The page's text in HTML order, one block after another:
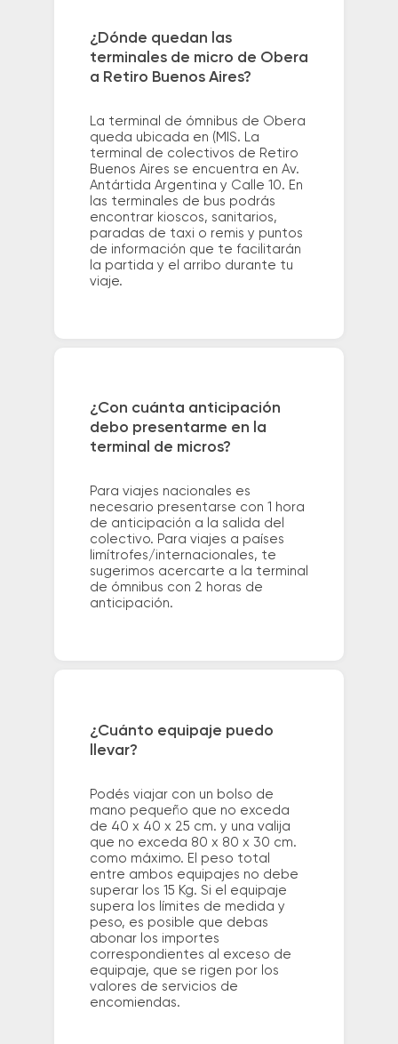
¿Dónde quedan las
terminales de micro de Obera
a Retiro Buenos Aires?
La terminal de ómnibus de Obera
queda ubicada en (MIS. La
terminal de colectivos de Retiro
Buenos Aires se encuentra en Av.
Antártida Argentina y Calle 10. En
las terminales de bus podrás
encontrar kioscos, sanitarios,
paradas de taxi o remis y puntos
de información que te facilitarán
la partida y el arribo durante tu
viaje.
¿Con cuánta anticipación
debo presentarme en la
terminal de micros?
Para viajes nacionales es
necesario presentarse con 1 hora
de anticipación a la salida del
colectivo. Para viajes a países
limítrofes/internacionales, te
sugerimos acercarte a la terminal
de ómnibus con 2 horas de
anticipación.
¿Cuánto equipaje puedo
llevar?
Podés viajar con un bolso de
mano pequeño que no exceda
de 40 x 40 x 25 cm. y una valija
que no exceda 80 x 80 x 30 cm.
como máximo. El peso total
entre ambos equipajes no debe
superar los 15 Kg. Si el equipaje
supera los límites de medida y
peso, es posible que debas
abonar los importes
correspondientes al exceso de
equipaje, que se rigen por los
valores de servicios de
encomiendas.